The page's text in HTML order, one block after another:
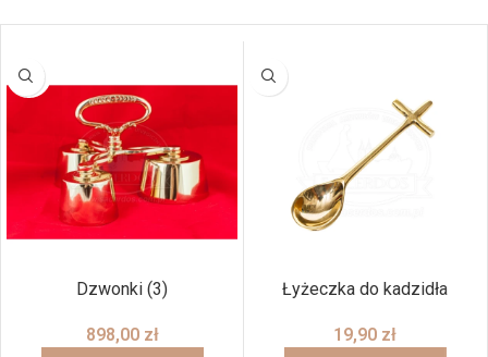
BRAK
Dzwonki (3)
898,00 zł
Łyżeczka do kadzidła
19,90 zł